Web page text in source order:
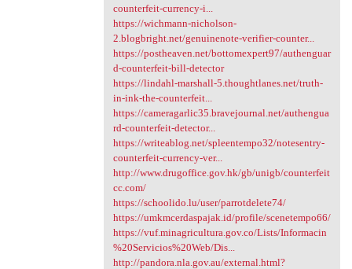
counterfeit-currency-i...
https://wichmann-nicholson-
2.blogbright.net/genuinenote-verifier-counter...
https://postheaven.net/bottomexpert97/authenguar
d-counterfeit-bill-detector
https://lindahl-marshall-5.thoughtlanes.net/truth-
in-ink-the-counterfeit...
https://cameragarlic35.bravejournal.net/authengua
rd-counterfeit-detector...
https://writeablog.net/spleentempo32/notesentry-
counterfeit-currency-ver...
http://www.drugoffice.gov.hk/gb/unigb/counterfeit
cc.com/
https://schoolido.lu/user/parrotdelete74/
https://umkmcerdaspajak.id/profile/scenetempo66/
https://vuf.minagricultura.gov.co/Lists/Informacin
%20Servicios%20Web/Dis...
http://pandora.nla.gov.au/external.html?